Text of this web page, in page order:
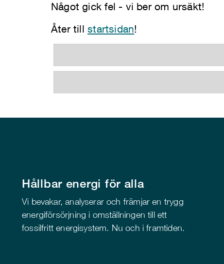
Något gick fel - vi ber om ursäkt!
Åter tillstartsidan!
Hållbar energi för alla
Vi bevakar, analyserar och främjar en trygg
energiförsörjning i omställningen till ett
fossilfritt energisystem. Nu och i framtiden.